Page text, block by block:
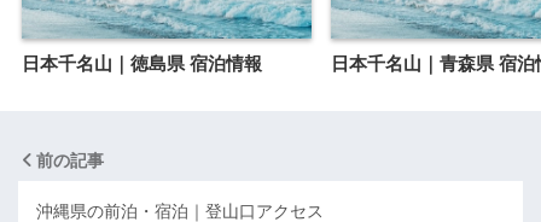
日本千名山｜徳島県 宿泊情報 日本千名山｜青森県 宿泊
前の記事
沖縄県の前泊・宿泊｜登山口アクセス